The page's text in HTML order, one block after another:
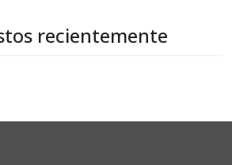
recientemente